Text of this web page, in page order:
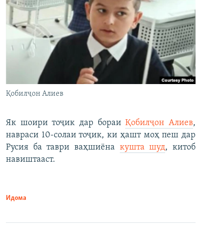
Қобилҷон Алиев
Як шоири тоҷик дар бораиҚобилҷон Алиев,
навраси 10-солаи тоҷик, ки ҳашт моҳ пеш дар
Русия ба таври ваҳшиёна кушта шуд, китоб
навиштааст.
Идома